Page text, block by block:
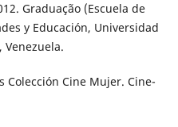
Graduação (Escuela de
y Educación, Universidad
Venezuela.
Colección Cine Mujer. Cine-